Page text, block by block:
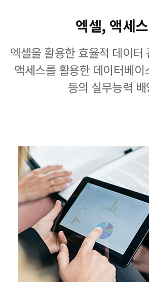
엑셀, 액세스
엑셀을 활용한 효율적 데이터
액세스를 활용한 데이터베
등의 실무능력